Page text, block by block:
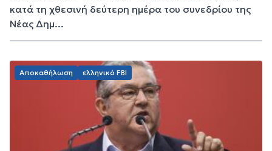
κατά τη χθεσινή δεύτερη ημέρα του συνεδρίου της
Νέας Δημ...
Αποκαθήλωση ελληνικό FBI